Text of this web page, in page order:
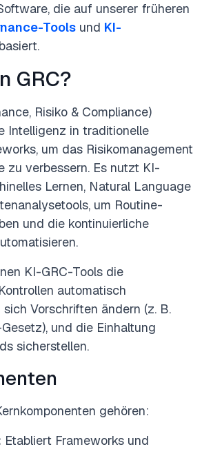
die auf unserer früheren
Tools und KI-
basiert.
GRC?
Risiko & Compliance)
Intelligenz in traditionelle
um das Risikomanagement
zu verbessern. Es nutzt KI-
Lernen, Natural Language
um Routine-
und die kontinuierliche
KI-GRC-Tools die
automatisch
Vorschriften ändern (z. B.
und die Einhaltung
sicherstellen.
gehören:
Etabliert Frameworks und